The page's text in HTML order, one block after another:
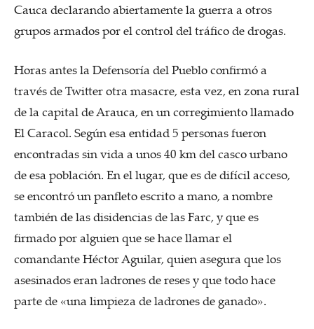
Cauca declarando abiertamente la guerra a otros
grupos armados por el control del tráfico de drogas.
Horas antes la Defensoría del Pueblo confirmó a
través de Twitter otra masacre, esta vez, en zona rural
de la capital de Arauca, en un corregimiento llamado
El Caracol. Según esa entidad 5 personas fueron
encontradas sin vida a unos 40 km del casco urbano
de esa población. En el lugar, que es de difícil acceso,
se encontró un panfleto escrito a mano, a nombre
también de las disidencias de las Farc, y que es
firmado por alguien que se hace llamar el
comandante Héctor Aguilar, quien asegura que los
asesinados eran ladrones de reses y que todo hace
parte de «una limpieza de ladrones de ganado».